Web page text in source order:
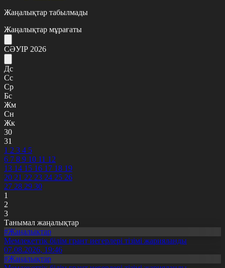
Жаңалықтар табылмады
Жаңалықтар мұрағаты
СӘУІР 2026
Дс
Сс
Ср
Бс
Жм
Сн
Жк
30
31
1 2 3 4 5
6 7 8 9 10 11 12
13 14 15 16 17 18 19
20 21 22 23 24 25 26
27 28 29 30
1
2
3
Танымал жаңалықтар
#Жаңалықтар
Мемлекеттік білім грант иегерлері тізімі жарияланды
07.08.2026, 19:46
#Жаңалықтар